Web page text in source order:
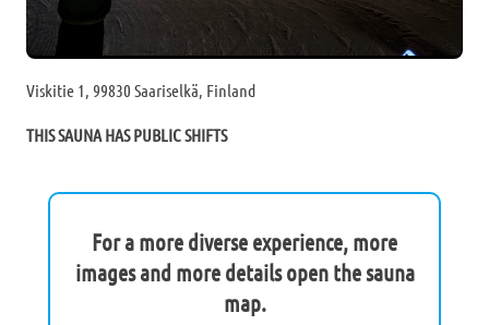
Viskitie 1, 99830 Saariselkä, Finland
THIS SAUNA HAS PUBLIC SHIFTS
For a more diverse experience, more
images and more details open the sauna
map.